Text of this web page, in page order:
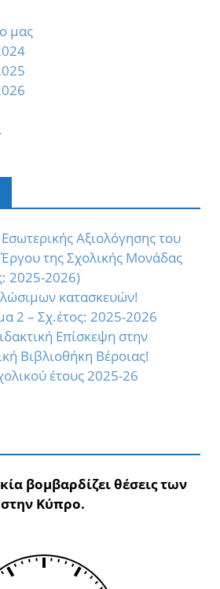
μας
Αξιολόγησης του
της Σχολικής Μονάδας
2025-2026)
κατασκευών!
2 – Σχ.έτος: 2025-2026
Επίσκεψη στην
Βιβλιοθήκη Βέροιας!
έτους 2025-26
βομβαρδίζει θέσεις των
Κύπρο.